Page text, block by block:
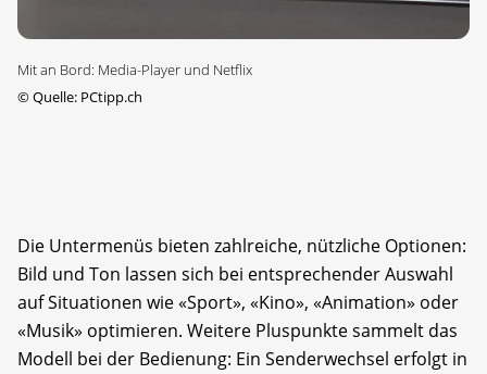
Mit an Bord: Media-Player und Netflix
©Quelle: PCtipp.ch
Die Untermenüs bieten zahlreiche, nützliche Optionen:
Bild und Ton lassen sich bei entsprechender Auswahl
auf Situationen wie «Sport», «Kino», «Animation» oder
«Musik» optimieren. Weitere Pluspunkte sammelt das
Modell bei der Bedienung: Ein Senderwechsel erfolgt in